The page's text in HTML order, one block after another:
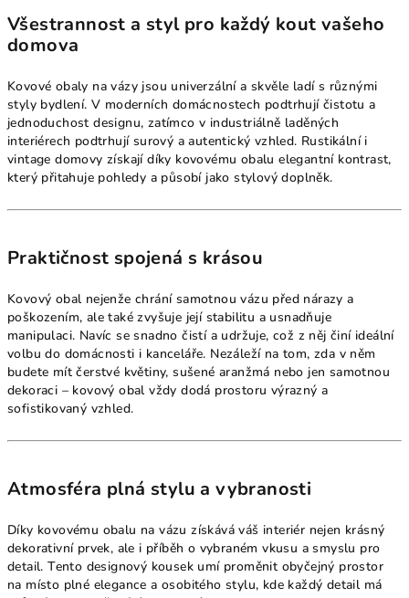
Všestrannost a styl pro každý kout vašeho
domova
Kovové obaly na vázy jsou univerzální a skvěle ladí s různými
styly bydlení. V moderních domácnostech podtrhují čistotu a
jednoduchost designu, zatímco v industriálně laděných
interiérech podtrhují surový a autentický vzhled. Rustikální i
vintage domovy získají díky kovovému obalu elegantní kontrast,
který přitahuje pohledy a působí jako stylový doplněk.
Praktičnost spojená s krásou
Kovový obal nejenže chrání samotnou vázu před nárazy a
poškozením, ale také zvyšuje její stabilitu a usnadňuje
manipulaci. Navíc se snadno čistí a udržuje, což z něj činí ideální
volbu do domácnosti i kanceláře. Nezáleží na tom, zda v něm
budete mít čerstvé květiny, sušené aranžmá nebo jen samotnou
dekoraci – kovový obal vždy dodá prostoru výrazný a
sofistikovaný vzhled.
Atmosféra plná stylu a vybranosti
Díky kovovému obalu na vázu získává váš interiér nejen krásný
dekorativní prvek, ale i příběh o vybraném vkusu a smyslu pro
detail. Tento designový kousek umí proměnit obyčejný prostor
na místo plné elegance a osobitého stylu, kde každý detail má